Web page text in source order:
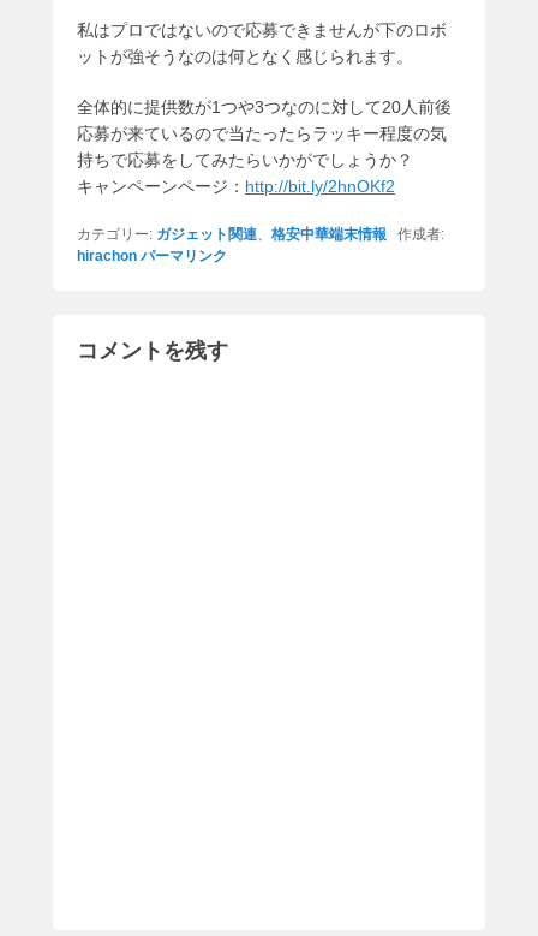
私はプロではないので応募できませんが下のロボ
ットが強そうなのは何となく感じられます。
全体的に提供数が1つや3つなのに対して20人前後
応募が来ているので当たったらラッキー程度の気
持ちで応募をしてみたらいかがでしょうか？
キャンペーンページ： http://bit.ly/2hnOKf2
カテゴリー: ガジェット関連、 格安中華端末情報 作成者:
hirachon パーマリンク
コメントを残す